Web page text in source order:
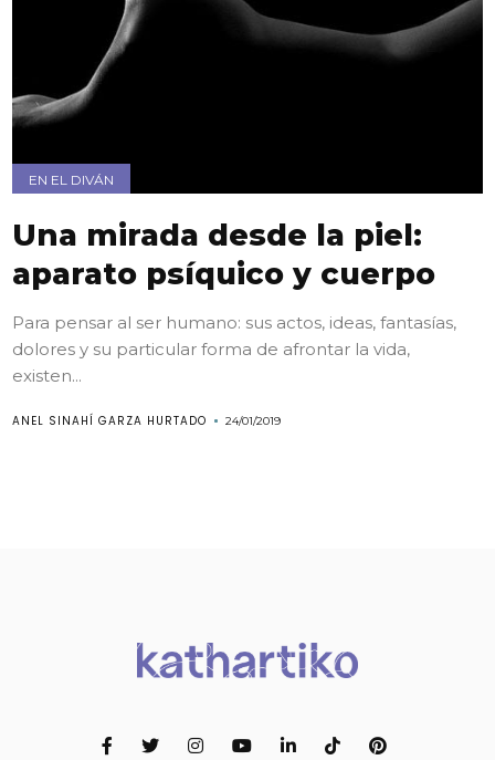
EN EL DIVÁN
Una mirada desde la piel:
aparato psíquico y cuerpo
Para pensar al ser humano: sus actos, ideas, fantasías,
dolores y su particular forma de afrontar la vida,
existen...
ANEL SINAHÍ GARZA HURTADO 24/01/2019